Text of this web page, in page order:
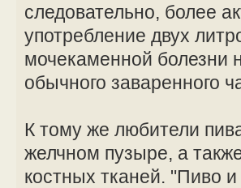
следовательно, более
употребление двух
мочекаменной болезни
обычного заваренного
К тому же любители
желчном пузыре, а
костных тканей. "Пиво